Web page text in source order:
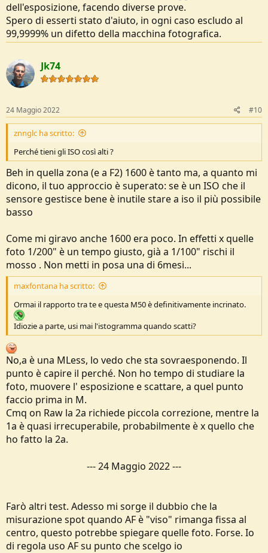
dell'esposizione, facendo diverse prove.
Spero di esserti stato d'aiuto, in ogni caso escludo al
99,9999% un difetto della macchina fotografica.
Jk74
24 Maggio 2022 #10
znnglc ha scritto:
Perché tieni gli ISO così alti ?
Beh in quella zona (e a F2) 1600 è tanto ma, a quanto mi
dicono, il tuo approccio è superato: se è un ISO che il
sensore gestisce bene è inutile stare a iso il più possibile
basso
Come mi giravo anche 1600 era poco. In effetti x quelle
foto 1/200" è un tempo giusto, già a 1/100" rischi il
mosso . Non metti in posa una di 6mesi...
maxfontana ha scritto:
Ormai il rapporto tra te e questa M50 è definitivamente incrinato.
Idiozie a parte, usi mai l'istogramma quando scatti?
No,a è una MLess, lo vedo che sta sovraesponendo. Il
punto è capire il perché. Non ho tempo di studiare la
foto, muovere l' esposizione e scattare, a quel punto
faccio prima in M.
Cmq on Raw la 2a richiede piccola correzione, mentre la
1a è quasi irrecuperabile, probabilmente è x quello che
ho fatto la 2a.
---24 Maggio 2022---
Farò altri test. Adesso mi sorge il dubbio che la
misurazione spot quando AF è "viso" rimanga fissa al
centro, questo potrebbe spiegare quelle foto. Forse. Io
di regola uso AF su punto che scelgo io